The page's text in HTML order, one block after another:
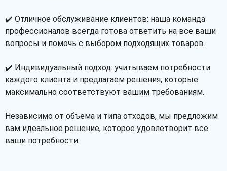
✔️ Отличное обслуживание клиентов: наша команда
профессионалов всегда готова ответить на все ваши
вопросы и помочь с выбором подходящих товаров.
✔️ Индивидуальный подход: учитываем потребности
каждого клиента и предлагаем решения, которые
максимально соответствуют вашим требованиям.
Независимо от объема и типа отходов, мы предложим
вам идеальное решение, которое удовлетворит все
ваши потребности.